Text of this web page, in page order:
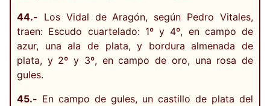
44.- Los Vidal de Aragón, según Pedro Vitales,
traen: Escudo cuartelado: 1º y 4º, en campo de
azur, una ala de plata, y bordura almenada de
plata, y 2º y 3º, en campo de oro, una rosa de
gules.
45.- En campo de gules, un castillo de plata del